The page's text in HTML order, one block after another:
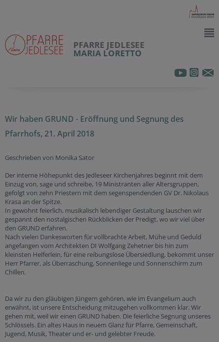
PFARRE JEDLESEE
MARIA LORETTO
Wir haben GRUND - Eröffnung und Segnung des
Pfarrhofs, 21. April 2018
Geschrieben von Monika Sator
Der interne Höhepunkt des Jedleseer Kirchenjahres beginnt mit dem
Einzug von, sage und schreibe, 19 Ministranten aller Altersgruppen,
gefolgt von zehn Priestern mit dem segenspendenden GV Dr. Nikolaus
Krasa an der Spitze.
In gewohnt feierlich, musikalisch lebendiger Gestaltung lauschen wir
gespannt den nostalgischen Rückblicken der Predigt, wo wir viel über
den GRUND erfahren.
Nach vielen Dankesworten für vollbrachte Arbeit, Mühe und Geduld
angefangen vom Architekten DI Wolfgang Zehetner bis hin zum
kleinsten Helferlein, für eine reibungslose Übersiedlung, bekommt unser
Herr Pfarrer, als Überraschung, Sonnenliege und Sonnenschirm zum
Chillen.
Da wir zu den gläubigen Jüngern gehören, wie im Evangelium auch
erwähnt, ist unsere Entscheidung mitzugehen vollkommen klar. Wir
gehen mit, weil wir einen GRUND haben. Die feierliche Segnung unseres
Schlössels. Ein altes Haus in neuem Glanz für Pfarre, Gemeinschaft,
Jugend, Musik, Theater und er- und gelebter Freude.